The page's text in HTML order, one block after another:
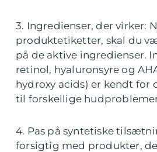
3. Ingredienser, der virker:
produktetiketter, skal du
på de aktive ingredienser.
retinol, hyaluronsyre og
hydroxy acids) er kendt for
til forskellige
4. Pas på syntetiske
forsigtig med produkter,